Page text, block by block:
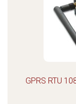
GPRS RTU